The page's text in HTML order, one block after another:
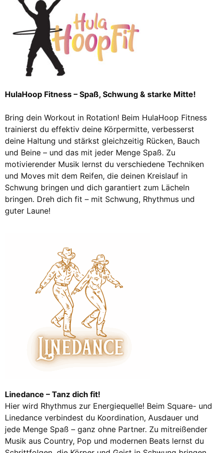
HulaHoop Fitness – Spaß, Schwung & starke Mitte!
Bring dein Workout in Rotation! Beim HulaHoop Fitness
trainierst du effektiv deine Körpermitte, verbesserst
deine Haltung und stärkst gleichzeitig Rücken, Bauch
und Beine – und das mit jeder Menge Spaß. Zu
motivierender Musik lernst du verschiedene Techniken
und Moves mit dem Reifen, die deinen Kreislauf in
Schwung bringen und dich garantiert zum Lächeln
bringen. Dreh dich fit – mit Schwung, Rhythmus und
guter Laune!
Linedance – Tanz dich fit!
Hier wird Rhythmus zur Energiequelle! Beim Square- und
Linedance verbindest du Koordination, Ausdauer und
jede Menge Spaß – ganz ohne Partner. Zu mitreißender
Musik aus Country, Pop und modernen Beats lernst du